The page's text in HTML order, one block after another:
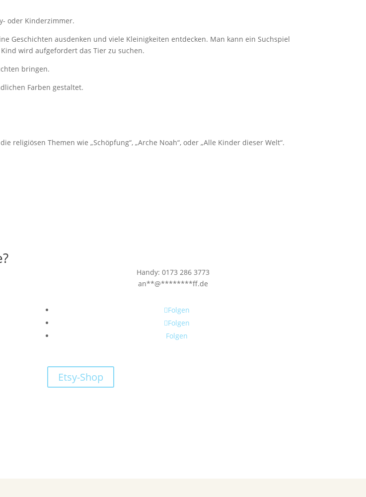
oder Kinderzimmer.
Geschichten ausdenken und viele Kleinigkeiten entdecken. Man kann ein Suchspiel
wird aufgefordert das Tier zu suchen.
bringen.
Farben gestaltet.
religiösen Themen wie „Schöpfung“, „Arche Noah“, oder „Alle Kinder dieser Welt“.
Handy: 0173 286 3773
an**@********ff.de
Folgen
Folgen
Folgen
Etsy-Shop